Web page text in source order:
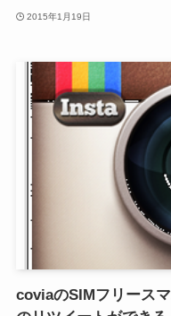
2015年1月19日
coviaのSIMフリース